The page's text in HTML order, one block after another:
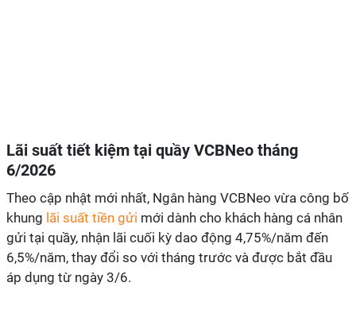
Lãi suất tiết kiệm tại quầy VCBNeo tháng
6/2026
Theo cập nhật mới nhất, Ngân hàng VCBNeo vừa công bố
khung lãi suất tiền gửi mới dành cho khách hàng cá nhân
gửi tại quầy, nhận lãi cuối kỳ dao động 4,75%/năm đến
6,5%/năm, thay đổi so với tháng trước và được bắt đầu
áp dụng từ ngày 3/6.